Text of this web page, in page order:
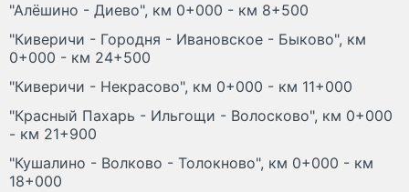
"Алёшино - Диево", км 0+000 - км 8+500
"Киверичи - Городня - Ивановское - Быково", км
0+000 - км 24+500
"Киверичи - Некрасово", км 0+000 - км 11+000
"Красный Пахарь - Ильгощи - Волосково", км 0+000
- км 21+900
"Кушалино - Волково - Толокново", км 0+000 - км
18+000